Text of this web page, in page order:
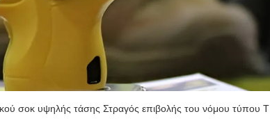
σοκ υψηλής τάσης Στραγός επιβολής του νόμου τύπου T